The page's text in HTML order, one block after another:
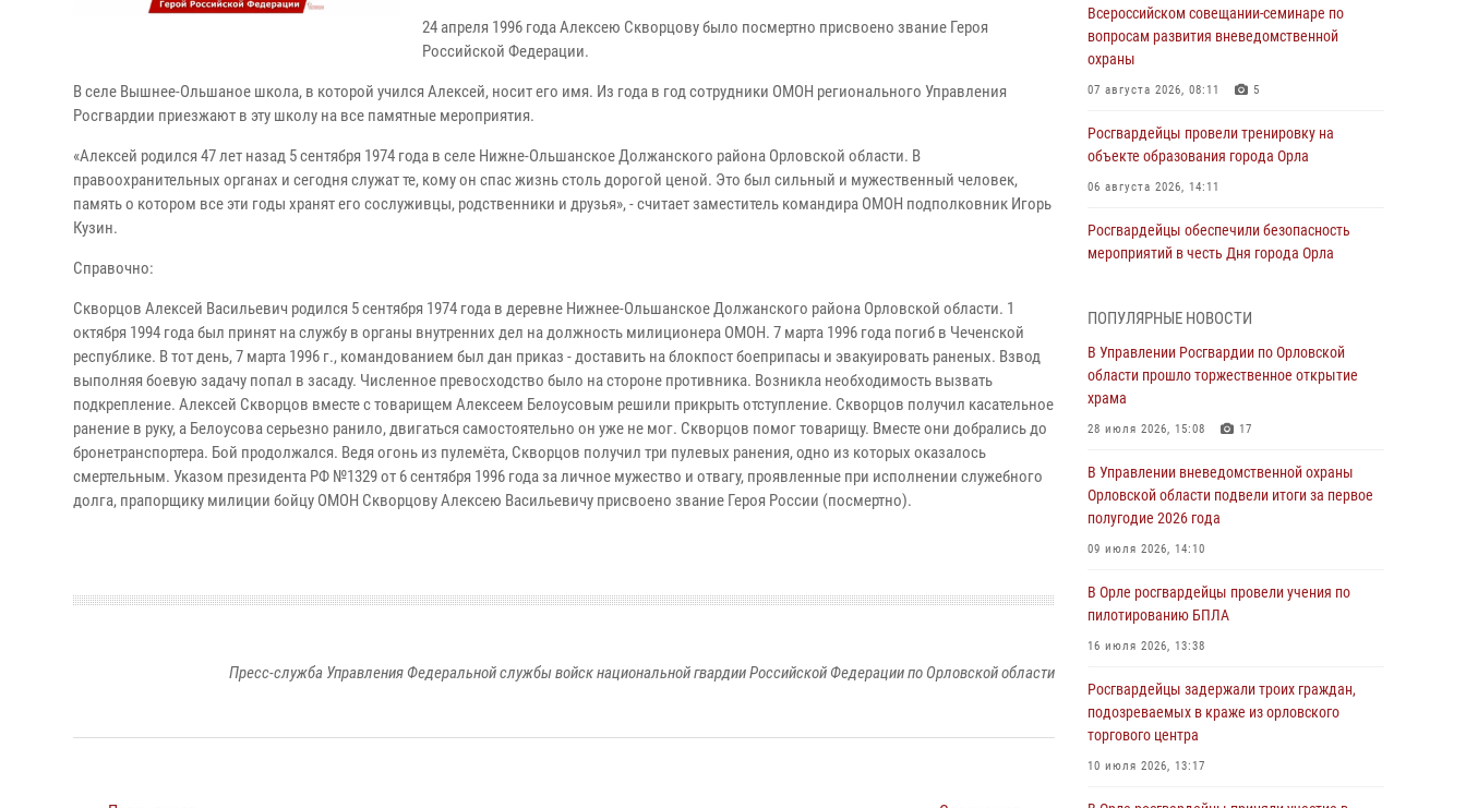
24 апреля 1996 года Алексею Скворцову было посмертно присвоено звание Героя
Российской Федерации.
В селе Вышнее-Ольшаное школа, в которой учился Алексей, носит его имя. Из года в год сотрудники ОМОН регионального Управления
Росгвардии приезжают в эту школу на все памятные мероприятия.
«Алексей родился 47 лет назад 5 сентября 1974 года в селе Нижне-Ольшанское Должанского района Орловской области. В
правоохранительных органах и сегодня служат те, кому он спас жизнь столь дорогой ценой. Это был сильный и мужественный человек,
память о котором все эти годы хранят его сослуживцы, родственники и друзья», - считает заместитель командира ОМОН подполковник Игорь
Кузин.
Справочно:
Скворцов Алексей Васильевич родился 5 сентября 1974 года в деревне Нижнее-Ольшанское Должанского района Орловской области. 1
октября 1994 года был принят на службу в органы внутренних дел на должность милиционера ОМОН. 7 марта 1996 года погиб в Чеченской
республике. В тот день, 7 марта 1996 г., командованием был дан приказ - доставить на блокпост боеприпасы и эвакуировать раненых. Взвод
выполняя боевую задачу попал в засаду. Численное превосходство было на стороне противника. Возникла необходимость вызвать
подкрепление. Алексей Скворцов вместе с товарищем Алексеем Белоусовым решили прикрыть отступление. Скворцов получил касательное
ранение в руку, а Белоусова серьезно ранило, двигаться самостоятельно он уже не мог. Скворцов помог товарищу. Вместе они добрались до
бронетранспортера. Бой продолжался. Ведя огонь из пулемёта, Скворцов получил три пулевых ранения, одно из которых оказалось
смертельным. Указом президента РФ №1329 от 6 сентября 1996 года за личное мужество и отвагу, проявленные при исполнении служебного
долга, прапорщику милиции бойцу ОМОН Скворцову Алексею Васильевичу присвоено звание Героя России (посмертно).
Пресс-служба Управления Федеральной службы войск национальной гвардии Российской Федерации по Орловской области
Всероссийском совещании-семинаре по
вопросам развития вневедомственной
охраны
07 августа 2026, 08:11 5
Росгвардейцы провели тренировку на
объекте образования города Орла
06 августа 2026, 14:11
Росгвардейцы обеспечили безопасность
мероприятий в честь Дня города Орла
Начальник регионального Управления
Росгвардии принял участие в митинге в честь
дня освобождения города Орла
05 августа 2026, 13:16
результатах работы за первое полугодие
05 августа 2026, 13:12
За месяц росгвардейцы задержали 15 лиц,
противоправных действий
04 августа 2026, 14:21
росгвардейцев
04 августа 2026, 14:06 2
За месяц росгвардейцы приняли от граждан
ПОПУЛЯРНЫЕ НОВОСТИ
В Управлении Росгвардии по Орловской
области прошло торжественное открытие
храма
28 июля 2026, 15:08 17
В Управлении вневедомственной охраны
Орловской области подвели итоги за первое
полугодие 2026 года
09 июля 2026, 14:10
В Орле росгвардейцы провели учения по
пилотированию БПЛА
16 июля 2026, 13:38
Росгвардейцы задержали троих граждан,
подозреваемых в краже из орловского
торгового центра
10 июля 2026, 13:17